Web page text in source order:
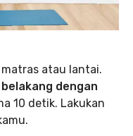
atau lantai.
dengan
10 detik. Lakukan